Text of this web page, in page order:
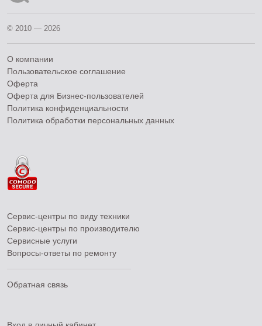
© 2010 — 2026
О компании
Пользовательское соглашение
Оферта
Оферта для Бизнес-пользователей
Политика конфиденциальности
Политика обработки персональных данных
Сервис-центры по виду техники
Сервис-центры по производителю
Сервисные услуги
Вопросы-ответы по ремонту
Обратная связь